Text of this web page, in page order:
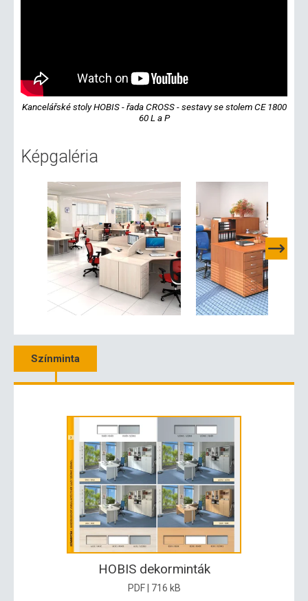
Kancelářské stoly HOBIS - řada CROSS - sestavy se stolem CE 1800
60 L a P
Képgaléria
Színminta
HOBIS dekorminták
PDF | 716 kB